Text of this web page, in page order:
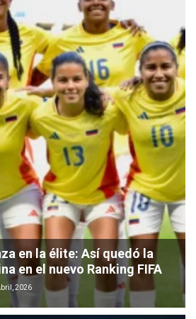
en la élite: Así quedó la
en el nuevo Ranking FIFA
2026